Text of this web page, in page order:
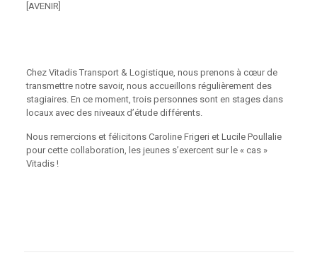
[AVENIR]
Chez Vitadis Transport & Logistique, nous prenons à cœur de
transmettre notre savoir, nous accueillons régulièrement des
stagiaires. En ce moment, trois personnes sont en stages dans
locaux avec des niveaux d’étude différents.
Nous remercions et félicitons Caroline Frigeri et Lucile Poullalie
pour cette collaboration, les jeunes s’exercent sur le « cas »
Vitadis !